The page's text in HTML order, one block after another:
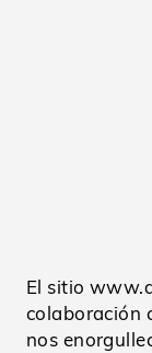
El sitio
colaboración
nos